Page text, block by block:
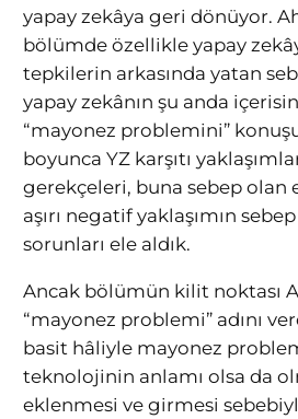
yapay zekâya geri dönüyor.
bölümde özellikle yapay
tepkilerin arkasında yatan
yapay zekânın şu anda
“mayonez problemini”
boyunca YZ karşıtı
gerekçeleri, buna sebep olan
aşırı negatif yaklaşımın
sorunları ele aldık.
Ancak bölümün kilit noktası
“mayonez problemi” adını
basit hâliyle mayonez
teknolojinin anlamı olsa da
eklenmesi ve girmesi